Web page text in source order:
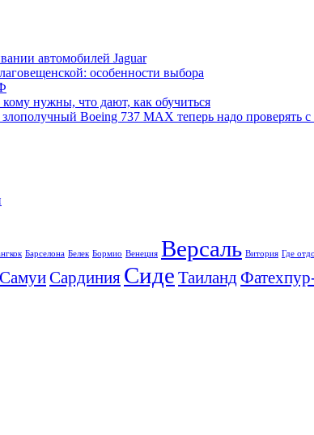
автомобилей Jaguar
особенности выбора
нужны, что дают, как обучиться
Boeing 737 MAX теперь надо проверять
Барселона Белек Бормио Венеция Версаль Витория Где
СамуиСардиния Сиде Таиланд